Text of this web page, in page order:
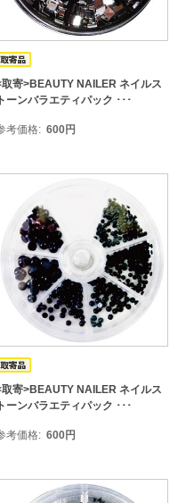
取寄>BEAUTY NAILER ネイルス
トーンバラエティパック ･･･
考価格 600円
取寄>BEAUTY NAILER ネイルス
トーンバラエティパック ･･･
考価格 600円